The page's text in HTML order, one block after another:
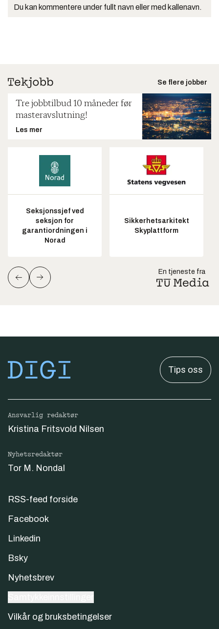
Du kan kommentere under fullt navn eller med kallenavn.
Se flere jobber
Tre jobbtilbud 10 måneder før
masteravslutning!
Les mer
Seksjonssjef ved
seksjon for
garantiordningen i
Norad
Sikkerhetsarkitekt
Skyplattform
En tjeneste fra
Tips oss
Ansvarlig redaktør
Kristina Fritsvold Nilsen
Nyhetsredaktør
Tor M. Nondal
RSS-feed forside
Facebook
Linkedin
Bsky
Nyhetsbrev
Vilkår og bruksbetingelser